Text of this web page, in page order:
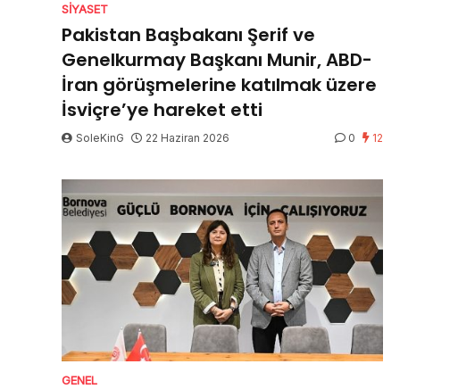
SIYASET
Pakistan Başbakanı Şerif ve
Genelkurmay Başkanı Munir, ABD-
İran görüşmelerine katılmak üzere
İsviçre’ye hareket etti
SoleKinG 22 Haziran 2026 0 12
GENEL